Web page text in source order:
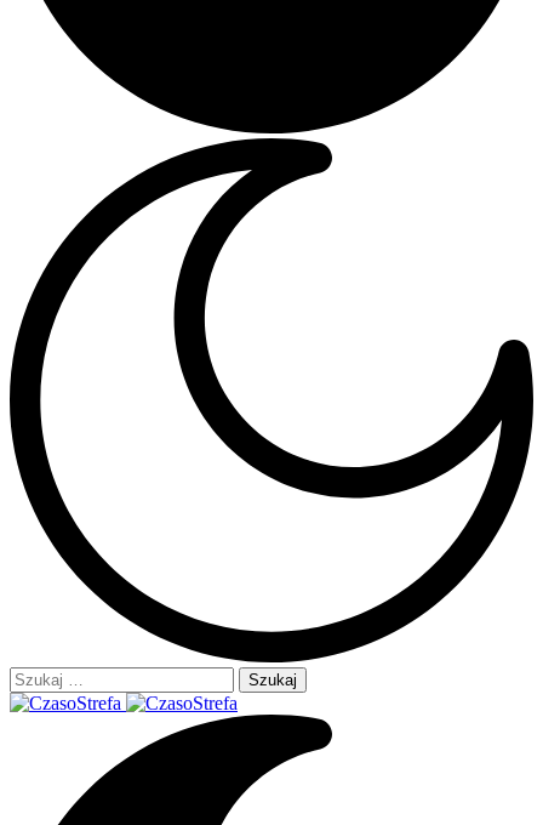
Szukaj: